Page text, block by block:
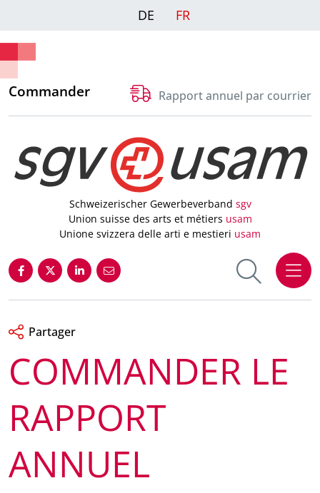
DE FR
Commander Rapport annuel par courrier
Schweizerischer Gewerbeverband sgv
Union suisse des arts et métiers usam
Unione svizzera delle arti e mestieri usam
Partager
COMMANDER LE
RAPPORT
ANNUEL